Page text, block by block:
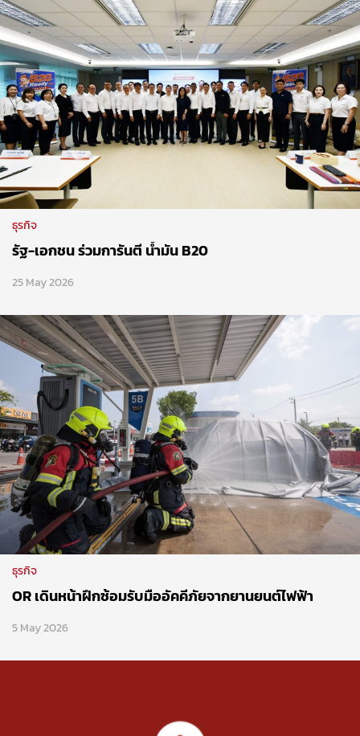
ธุรกิจ
รัฐ-เอกชน ร่วมการันตี น้ำมัน B20
25 May 2026
ธุรกิจ
OR เดินหน้าฝึกซ้อมรับมืออัคคีภัยจากยานยนต์ไฟฟ้า
5 May 2026